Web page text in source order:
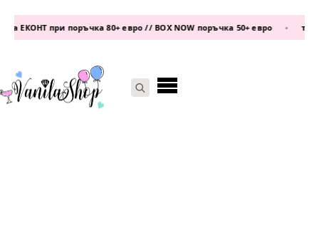
при поръчка 80+ евро // BOX NOW поръчка 50+ евро •